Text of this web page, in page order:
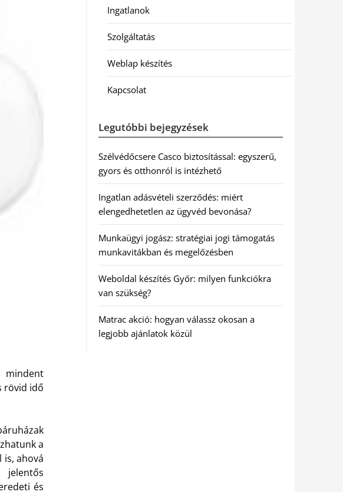
mindent
rövid idő
a
ahová
és
Ingatlanok
Szolgáltatás
Weblap készítés
Kapcsolat
Legutóbbi bejegyzések
Szélvédőcsere Casco biztosítással: egyszerű,
gyors és otthonról is intézhető
Ingatlan adásvételi szerződés: miért
elengedhetetlen az ügyvéd bevonása?
Munkaügyi jogász: stratégiai jogi támogatás
munkavitákban és megelőzésben
Weboldal készítés Győr: milyen funkciókra
van szükség?
Matrac akció: hogyan válassz okosan a
legjobb ajánlatok közül